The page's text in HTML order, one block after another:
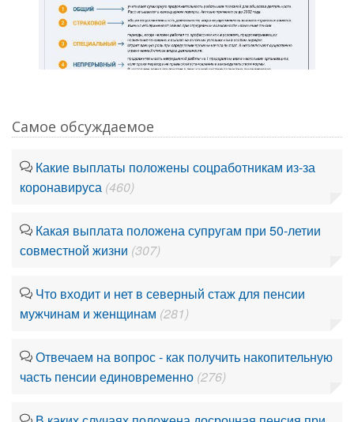
Самое обсуждаемое
Какие выплаты положены соцработникам из-за
коронавируса (460)
Какая выплата положена супругам при 50-летии
совместной жизни (307)
Что входит и нет в северный стаж для пенсии
мужчинам и женщинам (281)
Отвечаем на вопрос - как получить накопительную
часть пенсии единовременно (276)